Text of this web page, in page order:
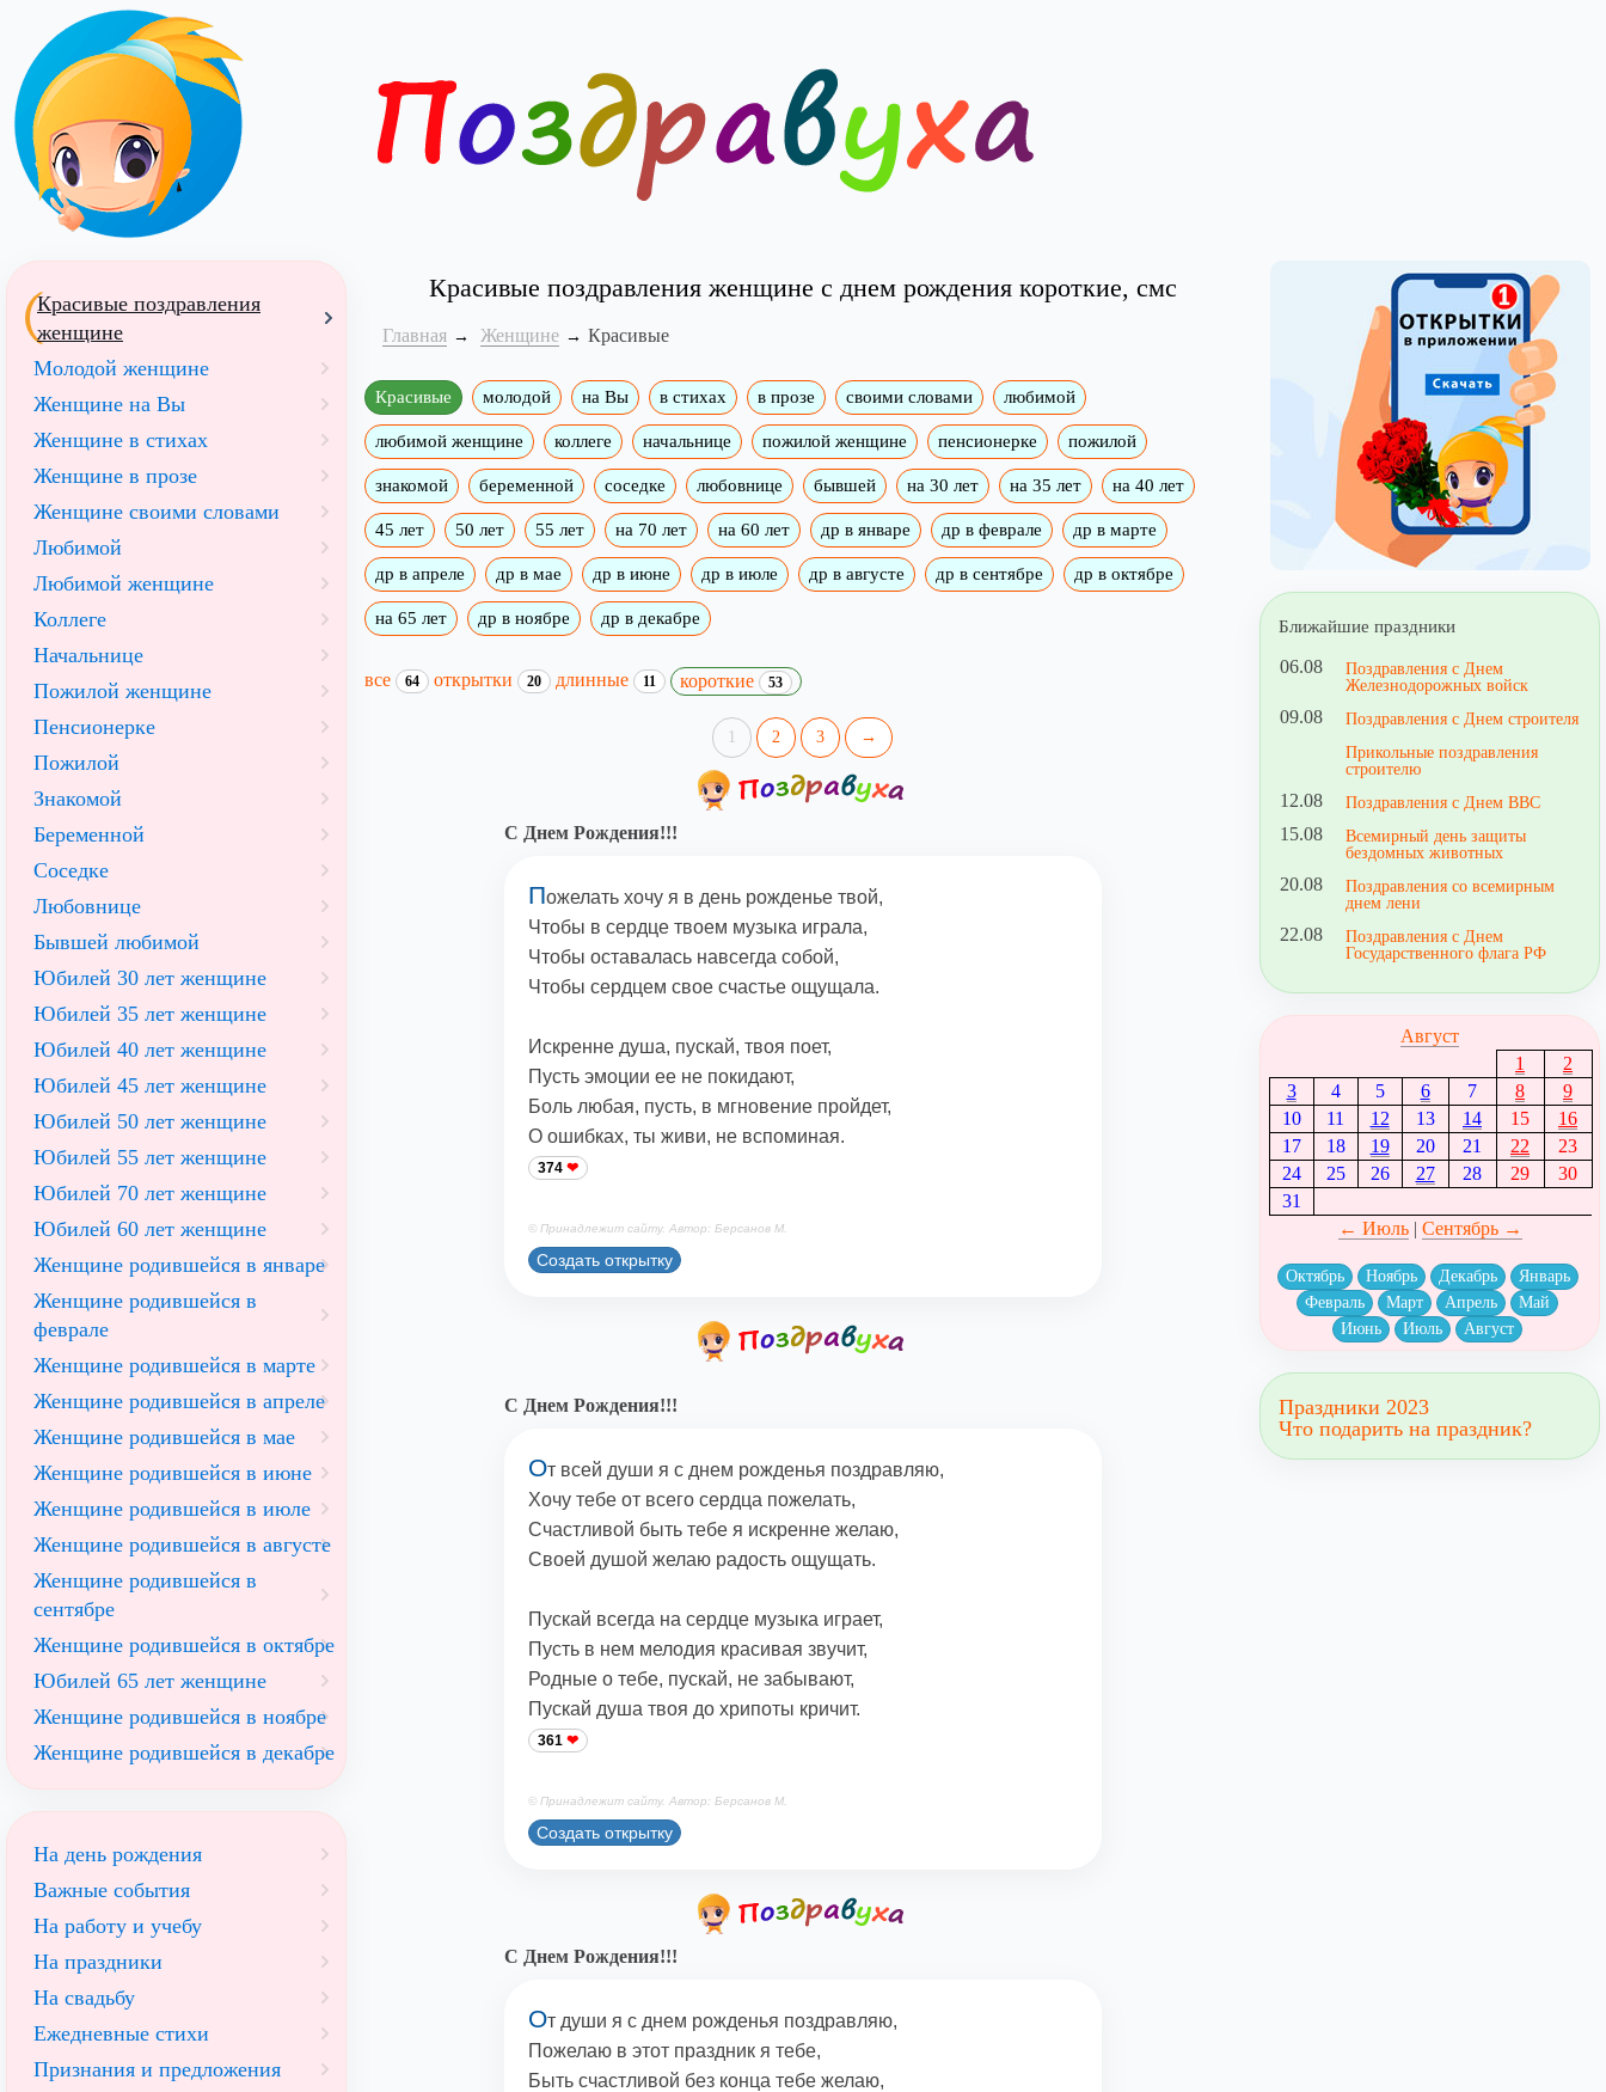
Красивые поздравления женщине с днем рождения короткие, смс
Главная Женщине Красивые
Красивые молодой на Вы в стихах в прозе своими словами любимой
любимой женщине коллеге начальнице пожилой женщине пенсионерке пожилой
знакомой беременной соседке любовнице бывшей на 30 лет на 35 лет на 40 лет
45 лет 50 лет 55 лет на 70 лет на 60 лет др в январе др в феврале др в марте
др в апреле др в мае др в июне др в июле др в августе др в сентябре др в октябре
на 65 лет др в ноябре др в декабре
все 64 открытки 20 длинные 11 короткие 53
1 2 3 →
С Днем Рождения!!!
Пожелать хочу я в день рожденье твой,
Чтобы в сердце твоем музыка играла,
Чтобы оставалась навсегда собой,
Чтобы сердцем свое счастье ощущала.
Искренне душа, пускай, твоя поет,
Пусть эмоции ее не покидают,
Боль любая, пусть, в мгновение пройдет,
О ошибках, ты живи, не вспоминая.
374
© Принадлежит сайту. Автор: Берсанов М.
Создать открытку
С Днем Рождения!!!
От всей души я с днем рожденья поздравляю,
Хочу тебе от всего сердца пожелать,
Счастливой быть тебе я искренне желаю,
Своей душой желаю радость ощущать.
Пускай всегда на сердце музыка играет,
Пусть в нем мелодия красивая звучит,
Родные о тебе, пускай, не забывают,
Пускай душа твоя до хрипоты кричит.
361
© Принадлежит сайту. Автор: Берсанов М.
Создать открытку
С Днем Рождения!!!
От души я с днем рожденья поздравляю,
Пожелаю в этот праздник я тебе,
Быть счастливой без конца тебе желаю,
Красивые поздравления
женщине
Молодой женщине
Женщине на Вы
Женщине в стихах
Женщине в прозе
Женщине своими словами
Любимой
Любимой женщине
Коллеге
Начальнице
Пожилой женщине
Пенсионерке
Пожилой
Знакомой
Беременной
Соседке
Любовнице
Бывшей любимой
Юбилей 30 лет женщине
Юбилей 35 лет женщине
Юбилей 40 лет женщине
Юбилей 45 лет женщине
Юбилей 50 лет женщине
Юбилей 55 лет женщине
Юбилей 70 лет женщине
Юбилей 60 лет женщине
Женщине родившейся в январе
Женщине родившейся в
феврале
Женщине родившейся в марте
Женщине родившейся в апреле
Женщине родившейся в мае
Женщине родившейся в июне
Женщине родившейся в июле
Женщине родившейся в августе
Женщине родившейся в
сентябре
Женщине родившейся в октябре
Юбилей 65 лет женщине
Женщине родившейся в ноябре
Женщине родившейся в декабре
На день рождения
Важные события
На работу и учебу
На праздники
На свадьбу
Ежедневные стихи
Признания и предложения
Ближайшие праздники
06.08
Поздравления с Днем
Железнодорожных войск
09.08
Поздравления с Днем строителя
Прикольные поздравления
строителю
12.08 Поздравления с Днем ВВС
15.08
Всемирный день защиты
бездомных животных
20.08
Поздравления со всемирным
днем лени
22.08
Поздравления с Днем
Государственного флага РФ
Август
1
2
3
4 5 6 7 8
9
10
11 12 13 14 15
16
17
18 19 20 21 22
23
24
25 26 27 28 29
30
31
← Июль| Сентябрь →
Октябрь Ноябрь Декабрь
Январь
Февраль
Март Апрель
Май
Июнь
Июль Август
Праздники 2023
Что подарить на праздник?